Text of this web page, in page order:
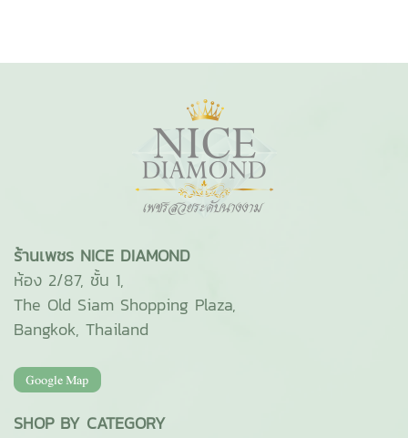
ร้านเพชร NICE DIAMOND
ห้อง 2/87, ชั้น 1,
The Old Siam Shopping Plaza,
Bangkok, Thailand
SHOP BY CATEGORY